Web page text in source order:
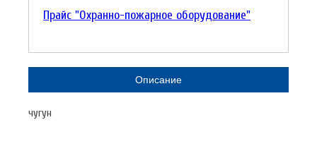
Прайс "Охранно-пожарное оборудование"
Описание
чугун